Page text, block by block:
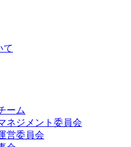
て
ーム
ネジメント委員会
営委員会